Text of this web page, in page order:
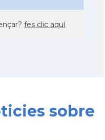
fes clic aquí
sobre